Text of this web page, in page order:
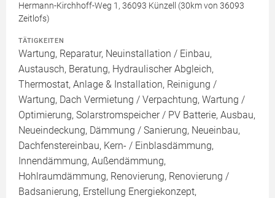
Hermann-Kirchhoff-Weg 1, 36093 Künzell (30km von 36093
Zeitlofs)
TÄTIGKEITEN
Wartung, Reparatur, Neuinstallation / Einbau,
Austausch, Beratung, Hydraulischer Abgleich,
Thermostat, Anlage & Installation, Reinigung /
Wartung, Dach Vermietung / Verpachtung, Wartung /
Optimierung, Solarstromspeicher / PV Batterie, Ausbau,
Neueindeckung, Dämmung / Sanierung, Neueinbau,
Dachfenstereinbau, Kern- / Einblasdämmung,
Innendämmung, Außendämmung,
Hohlraumdämmung, Renovierung, Renovierung /
Badsanierung, Erstellung Energiekonzept,